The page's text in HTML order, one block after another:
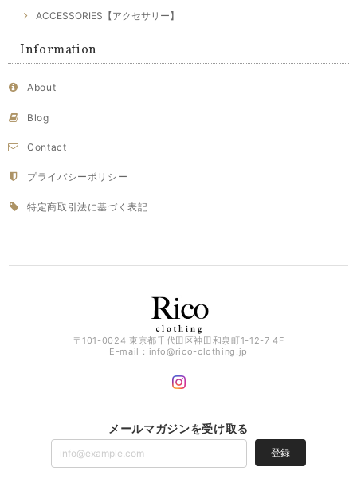
ACCESSORIES【アクセサリー】
Information
About
Blog
Contact
プライバシーポリシー
特定商取引法に基づく表記
〒101-0024 東京都千代田区神田和泉町1-12-7 4F
E-mail： info@rico-clothing.jp
メールマガジンを受け取る
登録